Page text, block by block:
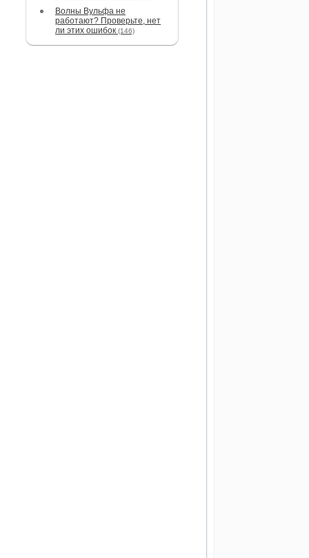
Волны Вульфа не
работают? Проверьте, нет
ли этих ошибок (146)